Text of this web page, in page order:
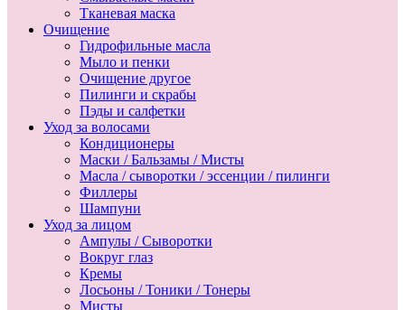
Тканевая маска
Очищение
Гидрофильные масла
Мыло и пенки
Очищение другое
Пилинги и скрабы
Пэды и салфетки
Уход за волосами
Кондиционеры
Маски / Бальзамы / Мисты
Масла / сыворотки / эссенции / пилинги
Филлеры
Шампуни
Уход за лицом
Ампулы / Сыворотки
Вокруг глаз
Кремы
Лосьоны / Тоники / Тонеры
Мисты